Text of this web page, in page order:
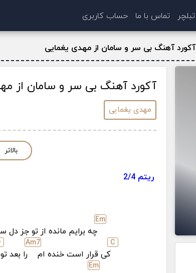
تماس با ما حساب کاربری
آکورد آهنگ بی سر و سامان از مهدی یغمایی
آکورد آهنگ بی سر و سامان از
مهدی یغمایی
بالاتر
ریتم 2/4
Em
چه برایم مانده از تو جز دل
C
کی قرار است خنده ام
Am7
را بعد تو
Em